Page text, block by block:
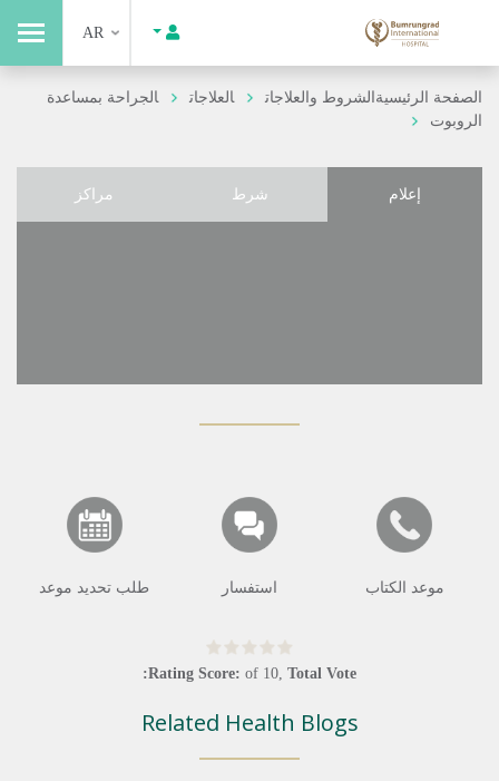
AR
الصفحة الرئيسيةالشروط والعلاجات العلاجات
الجراحة بمساعدة
الروبوت
إعلام شرط مراكز
موعد الكتاب استفسار طلب تحديد موعد
Rating Score: of 10, Total Vote:
Related Health Blogs